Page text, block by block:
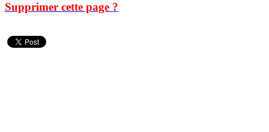
Supprimer cette page ?